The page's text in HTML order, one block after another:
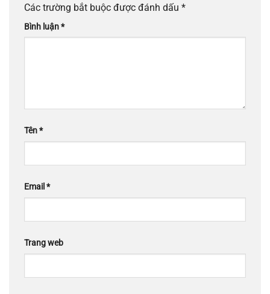
Các trường bắt buộc được đánh dấu *
Bình luận*
Tên*
Email *
Trang web